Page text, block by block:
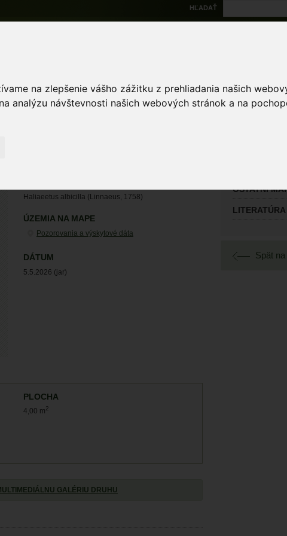
na zlepšenie vášho zážitku z prehliadania našich
analýzu návštevnosti našich webových stránok a na
HĽADAŤ
dáta Chránené územia Žiadosti a
záznamy
Haliaeetus albicilla (Linnaeus, 1758)
ÚZEMIA NA MAPE
Pozorovania a výskytové dáta
DÁTUM
5.5.2026 (jar)
PLOCHA
4,00 m2
GALÉRIU DRUHU
OSTATNÍ
LITERATÚRA
Spät